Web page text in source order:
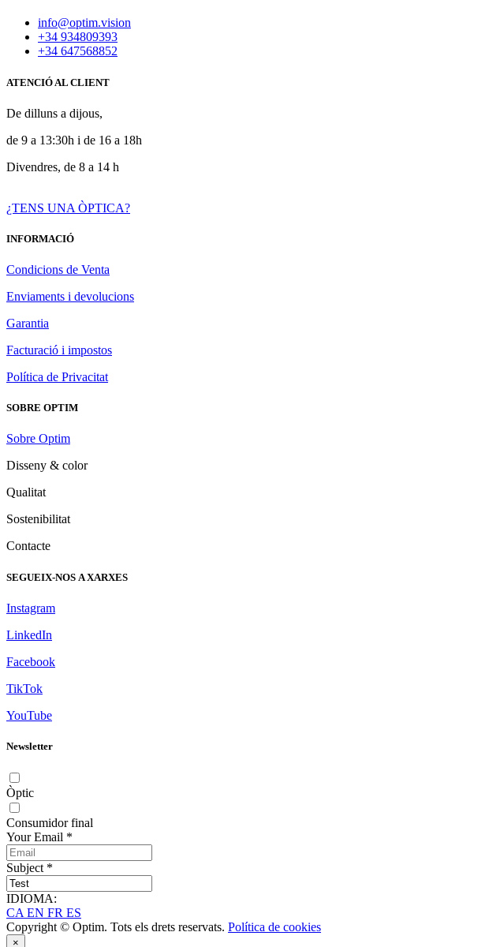
info@optim.vision
+34 934809393
+34 647568852
ATENCIÓ AL CLIENT
De dilluns a dijous,
de 9 a 13:30h i de 16 a 18h
Divendres, de 8 a 14 h
¿TENS UNA ÒPTICA?
INFORMACIÓ
Condicions de Venta
Enviaments i devolucions
Garantia
Facturació i impostos
Política de Privacitat
SOBRE OPTIM
Sobre Optim
Disseny & color
Qualitat
Sostenibilitat
Contacte
SEGUEIX-NOS A XARXES
Instagram
LinkedIn
Facebook
TikTok
YouTube
Newsletter
Òptic
Consumidor final
Your Email *
Subject *
IDIOMA:
CA EN FR ES
Copyright © Optim. Tots els drets reservats. Política de cookies
×